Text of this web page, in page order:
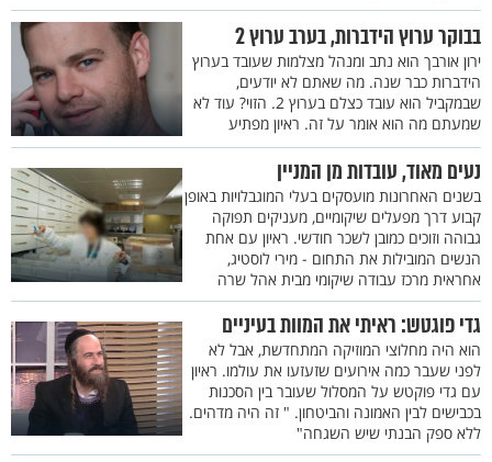
בבוקר ערוץ הידברות, בערב ערוץ 2
ירון אורבך הוא נתב ומנהל מצלמות שעובד בערוץ
הידברות כבר שנה. מה שאתם לא יודעים,
שבמקביל הוא עובד כצלם בערוץ 2. הזוי? עוד לא
שמעתם מה הוא אומר על זה. ראיון מפתיע
נעים מאוד, עובדות מן המניין
בשנים האחרונות מועסקים בעלי המוגבלויות באופן
קבוע דרך מפעלים שיקומיים, מעניקים תפוקה
גבוהה וזוכים כמובן לשכר חודשי. ראיון עם אחת
הנשים המובילות את התחום - מירי לוסטיג,
אחראית מרכז עבודה שיקומי מבית אהל שרה
גדי פוגטש: ראיתי את המוות בעיניים
הוא היה מחלוצי המוזיקה המתחדשת, אבל לא
לפני שעבר כמה אירועים שזעזעו את עולמו. ראיון
עם גדי פוקטש על המסלול שעובר בין הסכנות
בכבישים לבין האמונה והביטחון. " זה היה מדהים.
ללא ספק הבנתי שיש השגחה"